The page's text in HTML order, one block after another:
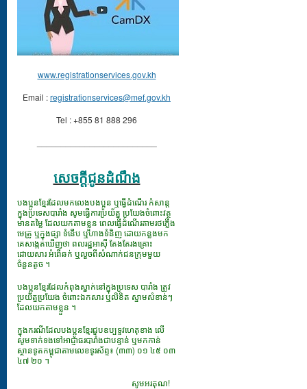
www.registrationservices.gov.kh
Email :registrationservices@mef.gov.kh
Tel : +855 81 888 296
សេចក្ដីជូនដំណឹង
បងប្អូនខ្មែរដែលមកលេងបងប្អូន ឬធ្វើដំណើរ កំសាន្ត
ក្នុងប្រទេសបារាំង សូមធ្វើការប្រយ័ត្ន ប្រយែងចំពោះវត្ថុ
មានតម្លៃ ដែលយកតាមខ្លួន ពេលធ្វើដំណើរតាមរថភ្លើង
មេត្រូ ឬក្នុងផ្សា ទំនើប ឬហាងទំនិញ ដោយកន្លងមក
គេសង្កេតឃើញថា ពលរដ្ឋអាស៊ី តែងតែរងគ្រោះ
ដោយសារ អំពើឆក់ ឬលួចពីសំណាក់ជនក្រុមមួយ
ចំនួនតូច ។
បងប្អូនខ្មែរដែលកំពុងស្នាក់នៅក្នុងប្រទេស បារាំង ត្រូវ
ប្រយ័ត្នប្រយែង ចំពោះឯកសារ​ ឬលិខិត ស្នាមសំខាន់ៗ
ដែលយកតាមខ្លួន ។
ក្នុងករណីដែលបងប្អូនខ្មែរជួបឧប្បទ្ទវហេតុខាង លើ
សូមទាក់ទងទៅអាជ្ញាធរបារាំងជាបន្ទាន់ ឬមកកាន់
ស្ថានទូតកម្ពុជាតាមលេខទូរស័ព្ទ៖ (៣៣) ០១ ៤៥ ០៣
៤៧ ២០ ។
សូមអរគុណ!